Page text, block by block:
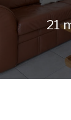
21